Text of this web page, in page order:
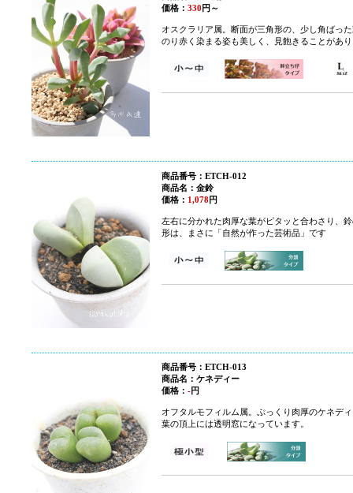
価格： 330 円～
オスクラリア属。 断面が三角形の、少し角ばっ
のり赤く染まる姿も美しく、見飽きることがあ
商品番号：ETCH-012
商品名：金鈴
価格： 1,078円
左右に分かれた肉厚な葉がピタッと合わさり、
形は、まさに「自然が作った芸術品」です
商品番号：ETCH-013
商品名： ケネディー
価格： -円
オフタルモフィルム属。ぷっくり肉厚のケネデ
葉の頂上には透明窓になっています。